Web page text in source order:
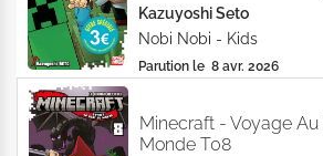
Kazuyoshi Seto
Nobi Nobi - Kids
Parution le 8 avr. 2026
Minecraft - Voyage Au
Monde T08